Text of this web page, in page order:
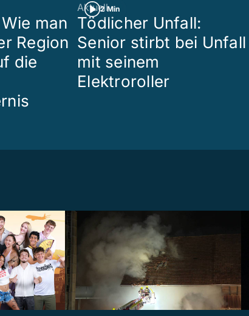
man
Region
die
2 Min
Aktuell
Tödlicher Unfall:
Senior stirbt bei Unfall
mit seinem
Elektroroller